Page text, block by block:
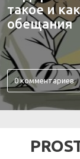
такое и
обещания
0 комментариев